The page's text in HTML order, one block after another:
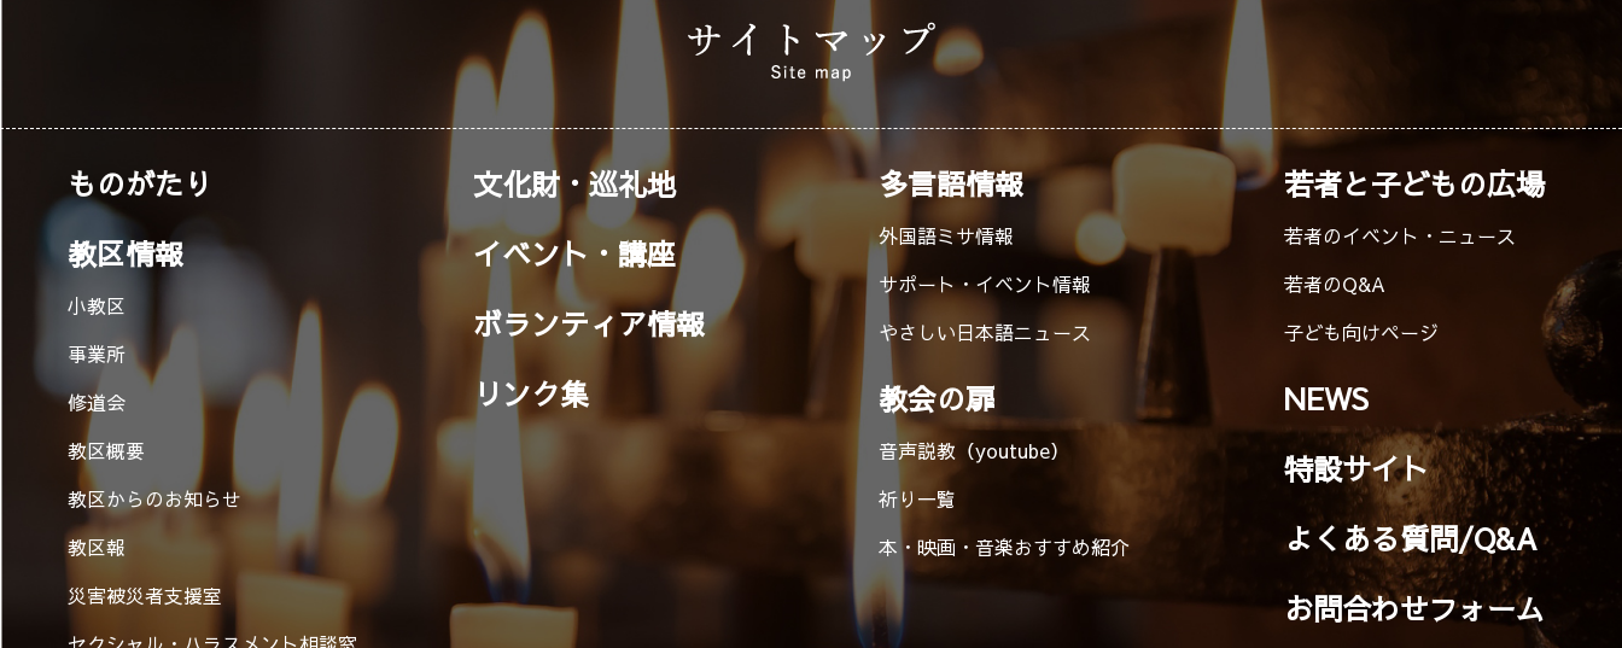
ものがたり
教区情報
小教区
事業所
修道会
教区概要
教区からのお知らせ
教区報
災害被災者支援室
文化財・巡礼地
イベント・講座
ボランティア情報
リンク集
多言語情報
外国語ミサ情報
サポート・イベント情報
やさしい日本語ニュース
教会の扉
音声説教（youtube）
祈り一覧
本・映画・音楽おすすめ紹介
若者と子どもの広場
若者のイベント・ニュース
若者のQ&A
子ども向けページ
NEWS
特設サイト
よくある質問/Q&A
お問合わせフォーム